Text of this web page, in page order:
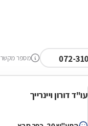
מספר מקשר
עו"ד דורון ויינרייך